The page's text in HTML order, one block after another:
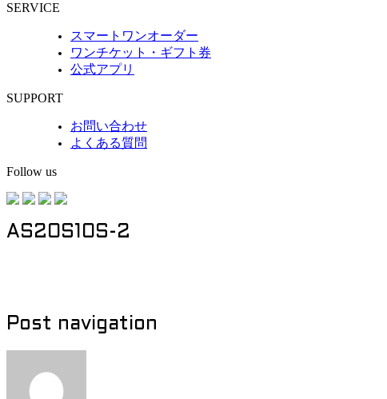
SERVICE
スマートワンオーダー
ワンチケット・ギフト券
公式アプリ
SUPPORT
お問い合わせ
よくある質問
Follow us
AS20S10S-2
Post navigation